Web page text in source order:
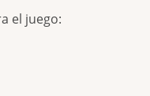
el juego: